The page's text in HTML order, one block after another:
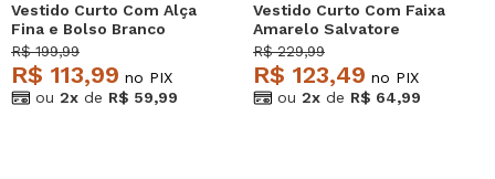
Vestido Curto Com Alça
Fina e Bolso Branco
Salvatore
R$ 199,99
R$ 113,99 no PIX
ou 2x de R$ 59,99
Vestido Curto Com Faixa
Amarelo Salvatore
R$ 229,99
R$ 123,49 no PIX
ou 2x de R$ 64,99